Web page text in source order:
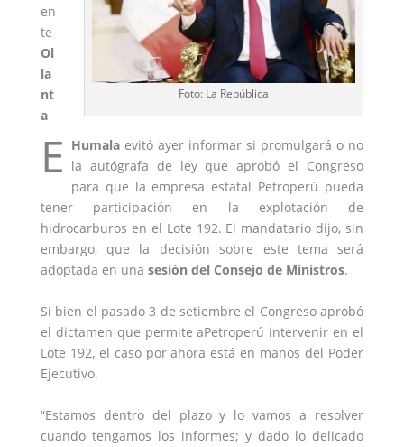
Foto: La República
E
en
te
Ol
la
nt
a
Humalaevitó ayer informar si promulgará o no
la autógrafa de ley que aprobó el Congreso
para que la empresa estatal Petroperú pueda
tener participación en la explotación de
hidrocarburos en el Lote 192. El mandatario dijo, sin
embargo, que la decisión sobre este tema será
adoptada en una sesión del Consejo de Ministros.
Si bien el pasado 3 de setiembre el Congreso aprobó
el dictamen que permite aPetroperú intervenir en el
Lote 192, el caso por ahora está en manos del Poder
Ejecutivo.
“Estamos dentro del plazo y lo vamos a resolver
cuando tengamos los informes; y dado lo delicado